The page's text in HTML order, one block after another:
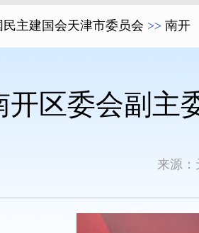
民主建国会天津市委员会 >> 南开
开区委会副主
来源